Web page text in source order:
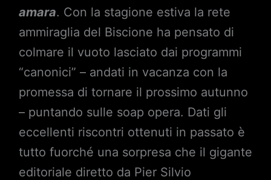
amara. Con la stagione estiva la rete
ammiraglia del Biscione ha pensato di
colmare il vuoto lasciato dai programmi
“canonici” – andati in vacanza con la
promessa di tornare il prossimo autunno
– puntando sulle soap opera. Dati gli
eccellenti riscontri ottenuti in passato è
tutto fuorché una sorpresa che il gigante
editoriale diretto da Pier Silvio